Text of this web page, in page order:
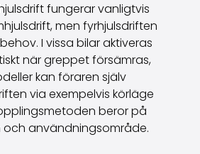
fungerar vanligtvis
men fyrhjulsdriften
I vissa bilar aktiveras
när greppet försämras,
kan föraren själv
via exempelvis körläge
beror på
och användningsområde.